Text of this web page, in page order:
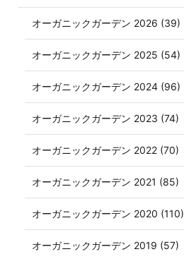
オーガニックガーデン 2026 (39)
オーガニックガーデン 2025 (54)
オーガニックガーデン 2024 (96)
オーガニックガーデン 2023 (74)
オーガニックガーデン 2022 (70)
オーガニックガーデン 2021 (85)
オーガニックガーデン 2020 (110)
オーガニックガーデン 2019 (57)